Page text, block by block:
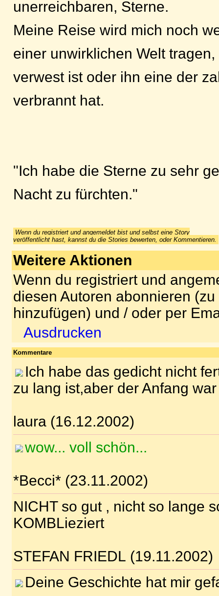
unerreichbaren, Sterne.
Meine Reise wird mich noch
einer unwirklichen Welt
verwest ist oder ihn eine der
verbrannt hat.
"Ich habe die Sterne zu sehr
Nacht zu fürchten."
Wenn du registriert und angemeldet bist und selbst eine Story
veröffentlicht hast, kannst du die Stories bewerten, oder Kommentieren.
Weitere Aktionen
Wenn du registriert und
diesen Autoren abonnieren
hinzufügen) und / oder per
Ausdrucken
Kommentare
Ich habe das gedicht nicht
zu lang ist,aber der Anfang
laura (16.12.2002)
wow... voll schön...
*Becci* (23.11.2002)
NICHT so gut , nicht so lange
KOMBLieziert
STEFAN FRIEDL (19.11.2002)
Deine Geschichte hat mir